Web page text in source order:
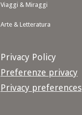
Viaggi & Miraggi
Arte & Letteratura
Privacy Policy
Preferenze privacy
Privacy preferences